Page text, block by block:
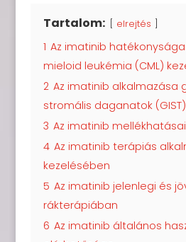
Tartalom: elrejtés
1 Az imatinib
mieloid leukémia (CML)
2 Az imatinib alkalmazása
stromális daganatok
3 Az imatinib
4 Az imatinib terápiás
kezelésében
5 Az imatinib jelenlegi és
rákterápiában
6 Az imatinib általános